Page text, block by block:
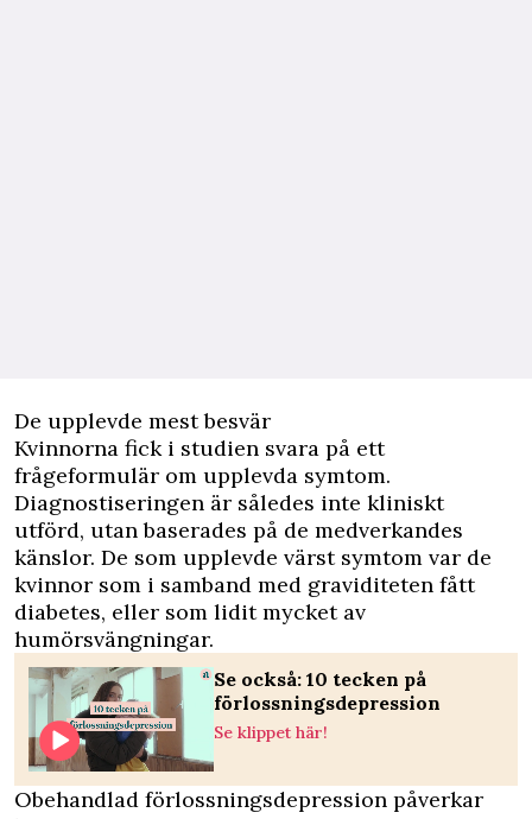
De upplevde mest besvär
Kvinnorna fick i studien svara på ett
frågeformulär om upplevda symtom.
Diagnostiseringen är således inte kliniskt
utförd, utan baserades på de medverkandes
känslor. De som upplevde värst symtom var de
kvinnor som i samband med graviditeten fått
diabetes, eller som lidit mycket av
humörsvängningar.
Se också: 10 tecken på
förlossningsdepression
Se klippet här!
Obehandlad förlossningsdepression påverkar